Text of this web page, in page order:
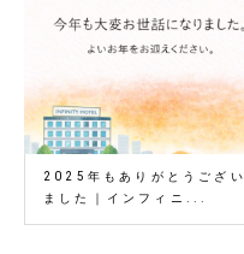
2025年もありがとうござい
ました｜インフィニ...